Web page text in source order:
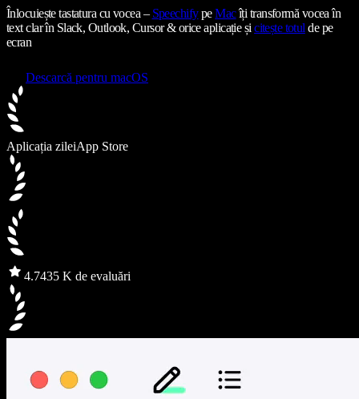
Înlocuiește tastatura cu vocea – SpeechifypeMacîți transformă vocea în
text clar în Slack, Outlook, Cursor & orice aplicație șicitește totul de pe
ecran
Descarcă pentru macOS
Aplicația zileiApp Store
4.7435 K de evaluări